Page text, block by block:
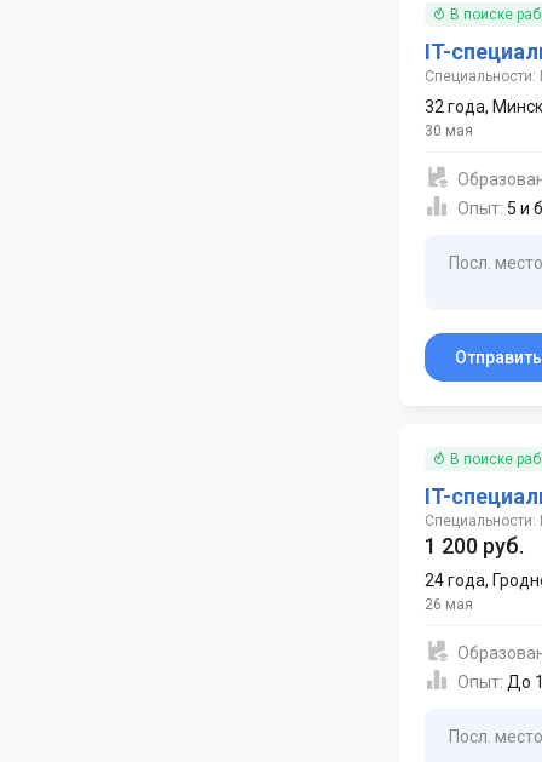
В поиске
IT-
Специальности:
32 года, Минск
30 мая
Опыт: 5 и
Посл.
В поиске
IT-
Специальности:
1 200 руб.
24 года,
26 мая
Опыт: До
Посл.